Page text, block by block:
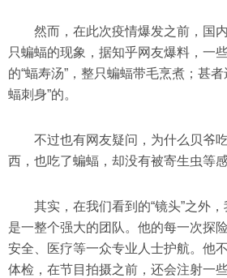
然而，在此次疫情爆发之前，国
只蝙蝠的现象，据知乎网友爆料，一
的“蝠寿汤”，整只蝙蝠带毛烹煮；甚
蝠刺身”的。
不过也有网友疑问，为什么贝爷
西，也吃了蝙蝠，却没有被寄生虫等
其实，在我们看到的“镜头”之外
是一整个强大的团队。他的每一次探
安全、医疗等一众专业人士护航。他
体检，在节目拍摄之前，还会注射一